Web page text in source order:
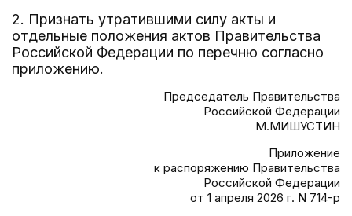
2. Признать утратившими силу акты и
отдельные положения актов Правительства
Российской Федерации по перечню согласно
приложению.
Председатель Правительства
Российской Федерации
М.МИШУСТИН
Приложение
к распоряжению Правительства
Российской Федерации
от 1 апреля 2026 г. N 714-р